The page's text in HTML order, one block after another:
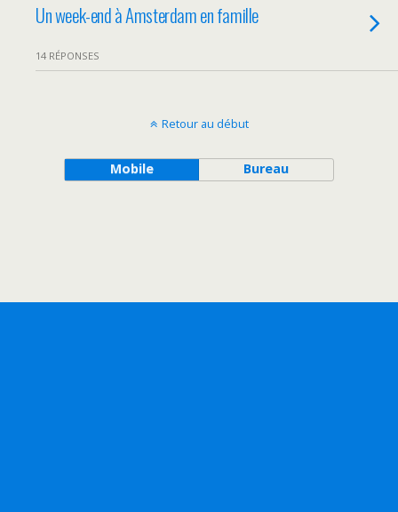
Un week-end à Amsterdam en famille
14 RÉPONSES
Retour au début
Mobile Bureau